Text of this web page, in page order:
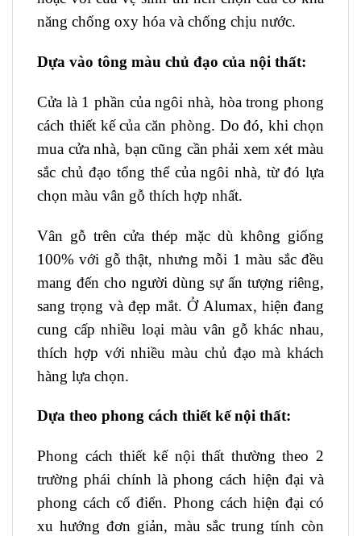
năng chống oxy hóa và chống chịu nước.
Dựa vào tông màu chủ đạo của nội thất:
Cửa là 1 phần của ngôi nhà, hòa trong phong
cách thiết kế của căn phòng. Do đó, khi chọn
mua cửa nhà, bạn cũng cần phải xem xét màu
sắc chủ đạo tổng thể của ngôi nhà, từ đó lựa
chọn màu vân gỗ thích hợp nhất.
Vân gỗ trên cửa thép mặc dù không giống
100% với gỗ thật, nhưng mỗi 1 màu sắc đều
mang đến cho người dùng sự ấn tượng riêng,
sang trọng và đẹp mắt. Ở Alumax, hiện đang
cung cấp nhiều loại màu vân gỗ khác nhau,
thích hợp với nhiều màu chủ đạo mà khách
hàng lựa chọn.
Dựa theo phong cách thiết kế nội thất:
Phong cách thiết kế nội thất thường theo 2
trường phái chính là phong cách hiện đại và
phong cách cổ điển. Phong cách hiện đại có
xu hướng đơn giản, màu sắc trung tính còn